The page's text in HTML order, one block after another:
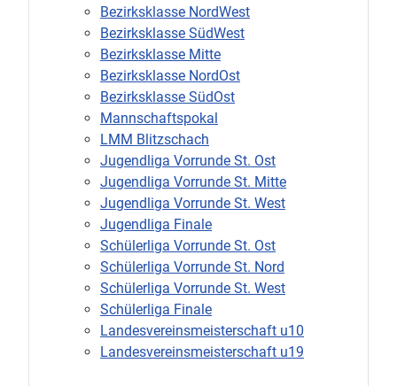
Bezirksklasse NordWest
Bezirksklasse SüdWest
Bezirksklasse Mitte
Bezirksklasse NordOst
Bezirksklasse SüdOst
Mannschaftspokal
LMM Blitzschach
Jugendliga Vorrunde St. Ost
Jugendliga Vorrunde St. Mitte
Jugendliga Vorrunde St. West
Jugendliga Finale
Schülerliga Vorrunde St. Ost
Schülerliga Vorrunde St. Nord
Schülerliga Vorrunde St. West
Schülerliga Finale
Landesvereinsmeisterschaft u10
Landesvereinsmeisterschaft u19